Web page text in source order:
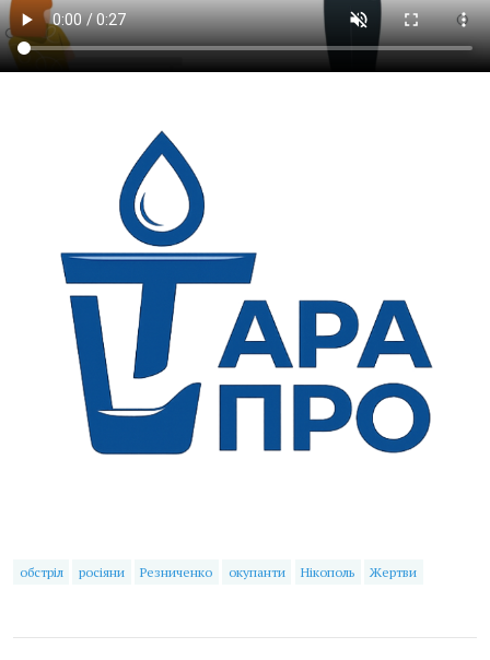
обстріл росіяни Резниченко окупанти Нікополь Жертви